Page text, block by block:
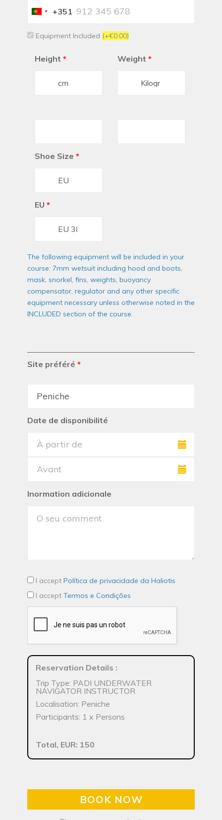
Portugal
+351
Equipment Included (+€0.00)
Height * Weight *
Shoe Size *
EU *
The following equipment will be included in your
course: 7mm wetsuit including hood and boots,
mask, snorkel, fins, weights, buoyancy
compensator, regulator and any other specific
equipment necessary unless otherwise noted in the
INCLUDED section of the course.
Site préféré *
Date de disponibilité
Inormation adicionale
I accept Política de privacidade da Haliotis
I accept Termos e Condições
Reservation Details :
Trip Type: PADI UNDERWATER
NAVIGATOR INSTRUCTOR
Localisation: Peniche
Participants: 1 x Persons
Total, EUR: 150
BOOK NOW